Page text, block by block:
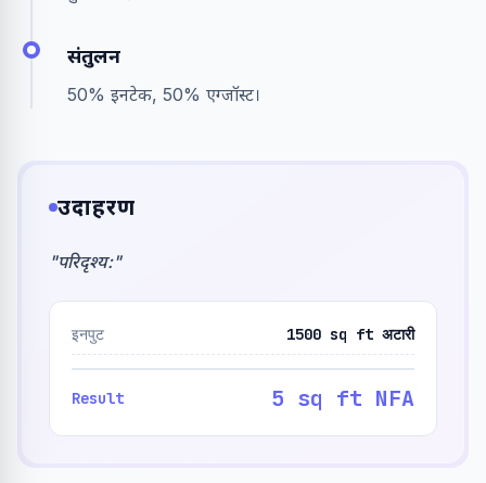
संतुलन
50% इनटेक, 50% एग्जॉस्ट।
उदाहरण
"परिदृश्य:"
इनपुट 1500 sq ft अटारी
Result 5 sq ft NFA